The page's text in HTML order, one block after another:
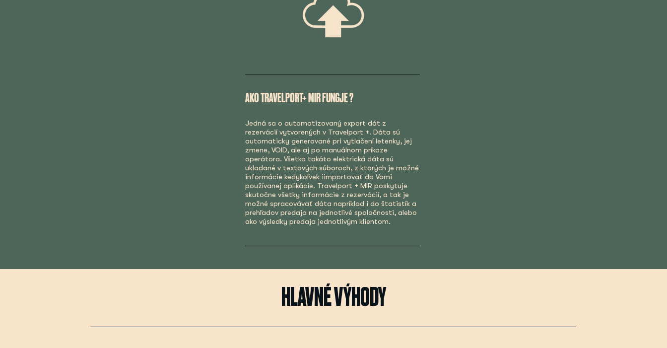
AKO TRAVELPORT+ MIR FUNGJE ?
Jedná sa o automatizovaný export dát z
rezervácií vytvorených v Travelport +. Dáta sú
automaticky generované pri vytlačení letenky, jej
zmene, VOID, ale aj po manuálnom príkaze
operátora. Všetka takáto elektrická dáta sú
ukladané v textových súboroch, z ktorých je možné
informácie kedykoľvek iimportovať do Vami
používanej aplikácie. Travelport + MIR poskytuje
skutočne všetky informácie z rezervácií, a tak je
možné spracovávať dáta napríklad i do štatistík a
prehľadov predaja na jednotlivé spoločnosti, alebo
ako výsledky predaja jednotlivým klientom.
HLAVNÉ VÝHODY